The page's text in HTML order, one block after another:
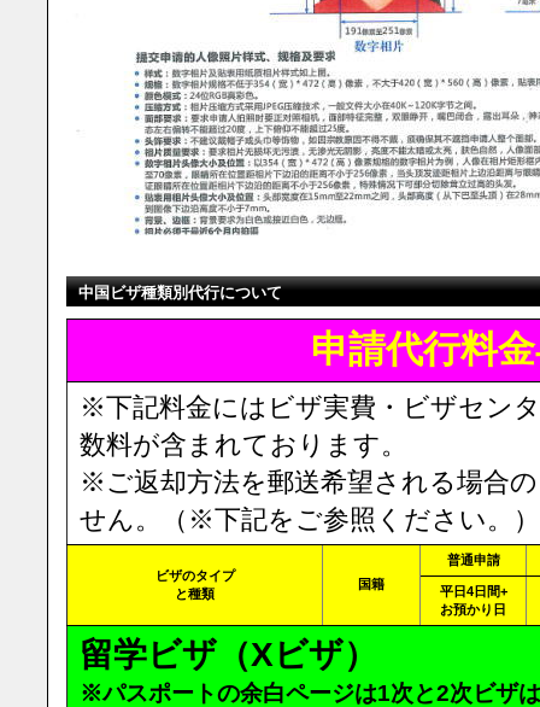
中国ビザ種類別代行について
申請代行料
※下記料金にはビザ実費・ビザセン
数料が含まれております。
※ご返却方法を郵送希望される場合
せん。（※下記をご参照ください。）
ビザのタイプ
と種類
国籍
普通申請
平日4日間+
お預かり日
留学ビザ（Xビザ）
※パスポートの余白ページは1次と2次ビザ